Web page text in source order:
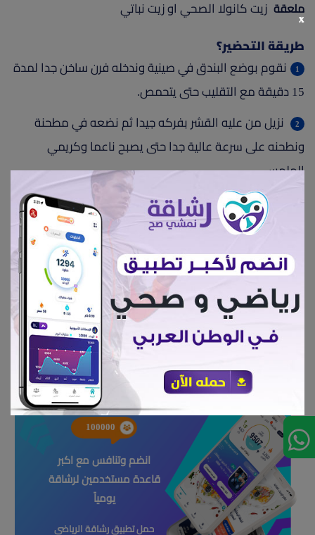
ملعقة زيت كانولا الصحي او زيت نباتي
طريقة التحضير؟
نقوم بوضع البندق في صينية وندخله فرن ساخن جدا لمدة
15 دقيقة مع التقليب حتى يتحمص.
نزيل من عليه القشر بفركه جيدا ثم نضعه في مطحنة
ونطحنه على سرعة عالية جدا حتى يصبح ناعما وكريمي
الملمس.
نضيف على البندق المطحون ملعقة كبيرة من الكاكاو
الخام وملعقة صغيرة من جوز الهند وملعقة الستيفيا
والفانيليا والزيت واللبن البودر ونخلطهم جيدا حتى يتكون خليط
متجانس من شوكولاتة نوتيلا الصحية.
100000
انضم وتنافس مع اكبر
قاعدة مستخدمين لرشاقة
يومياً
حمل تطبيق رشاقة الرياضى
x